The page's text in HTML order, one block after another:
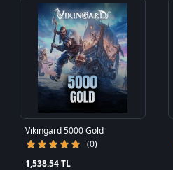
Vikingard 5000 Gold
(0)
1,538.54 TL